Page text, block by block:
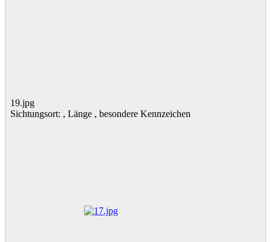
19.jpg
Sichtungsort: , Länge , besondere Kennzeichen